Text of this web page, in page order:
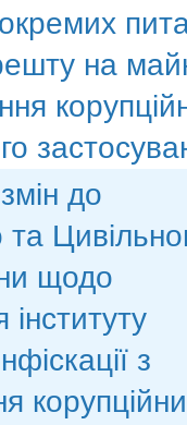
на
до
та
щодо
з